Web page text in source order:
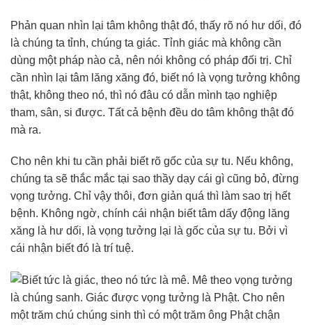
Phản quan nhìn lại tâm không thật đó, thấy rõ nó hư dối, đó
là chúng ta tỉnh, chúng ta giác. Tỉnh giác mà không cần
dùng một pháp nào cả, nên nói không có pháp đối trị. Chỉ
cần nhìn lại tâm lăng xăng đó, biết nó là vọng tưởng không
thật, không theo nó, thì nó đâu có dẫn mình tạo nghiệp
tham, sân, si được. Tất cả bệnh đều do tâm không thật đó
mà ra.
Cho nên khi tu cần phải biết rõ gốc của sự tu. Nếu không,
chúng ta sẽ thắc mắc tại sao thầy dạy cái gì cũng bỏ, đừng
vọng tưởng. Chỉ vậy thôi, đơn giản quá thì làm sao trị hết
bệnh. Không ngờ, chính cái nhận biết tâm dấy động lăng
xăng là hư dối, là vọng tưởng lại là gốc của sự tu. Bởi vì
cái nhận biết đó là trí tuệ.